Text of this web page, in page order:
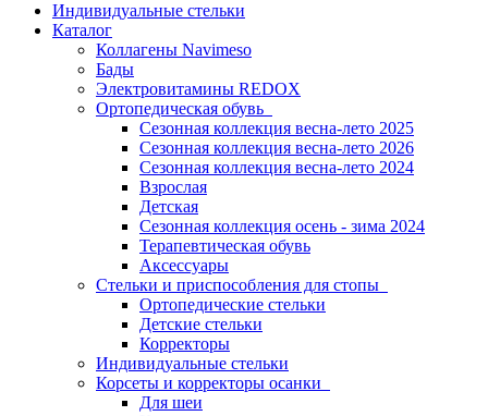
Индивидуальные стельки
Каталог
Коллагены Navimeso
Бады
Электровитамины REDOX
Ортопедическая обувь
Сезонная коллекция весна-лето 2025
Сезонная коллекция весна-лето 2026
Сезонная коллекция весна-лето 2024
Взрослая
Детская
Сезонная коллекция осень - зима 2024
Терапевтическая обувь
Аксессуары
Стельки и приспособления для стопы
Ортопедические стельки
Детские стельки
Корректоры
Индивидуальные стельки
Корсеты и корректоры осанки
Для шеи